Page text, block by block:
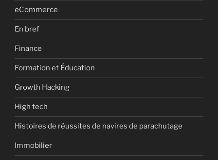
eCommerce
En bref
Finance
Formation et Éducation
Growth Hacking
High tech
Histoires de réussites de navires de parachutage
Immobilier